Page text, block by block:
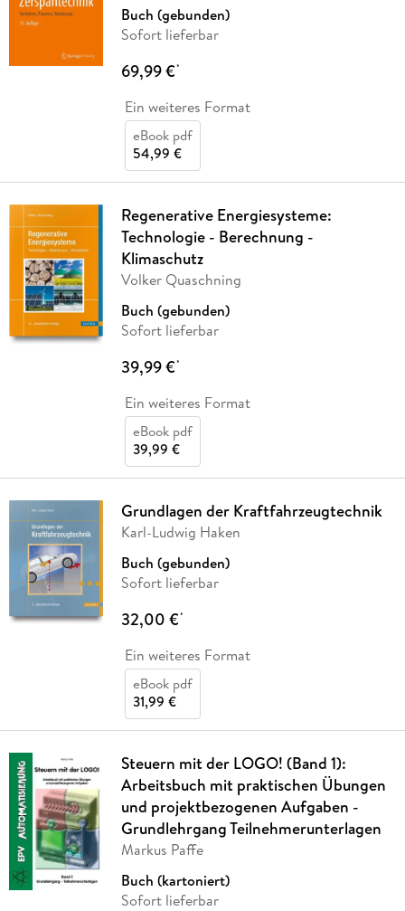
Buch (gebunden)
Sofort lieferbar
69,99 €*
Ein weiteres Format
eBook pdf
54,99 €
Regenerative Energiesysteme:
Technologie - Berechnung -
Klimaschutz
Volker Quaschning
Buch (gebunden)
Sofort lieferbar
39,99 €*
Ein weiteres Format
eBook pdf
39,99 €
Grundlagen der Kraftfahrzeugtechnik
Karl-Ludwig Haken
Buch (gebunden)
Sofort lieferbar
32,00 €*
Ein weiteres Format
eBook pdf
31,99 €
Steuern mit der LOGO! (Band 1):
Arbeitsbuch mit praktischen Übungen
und projektbezogenen Aufgaben -
Grundlehrgang Teilnehmerunterlagen
Markus Paffe
Buch (kartoniert)
Sofort lieferbar